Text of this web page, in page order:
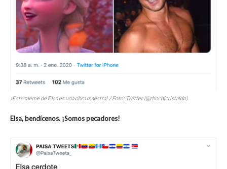
¡Este meme de Elsa es una obra maestra! / Foto: Twitter (@rhochicristaldo)
Elsa, bendícenos. ¡Somos pecadores!